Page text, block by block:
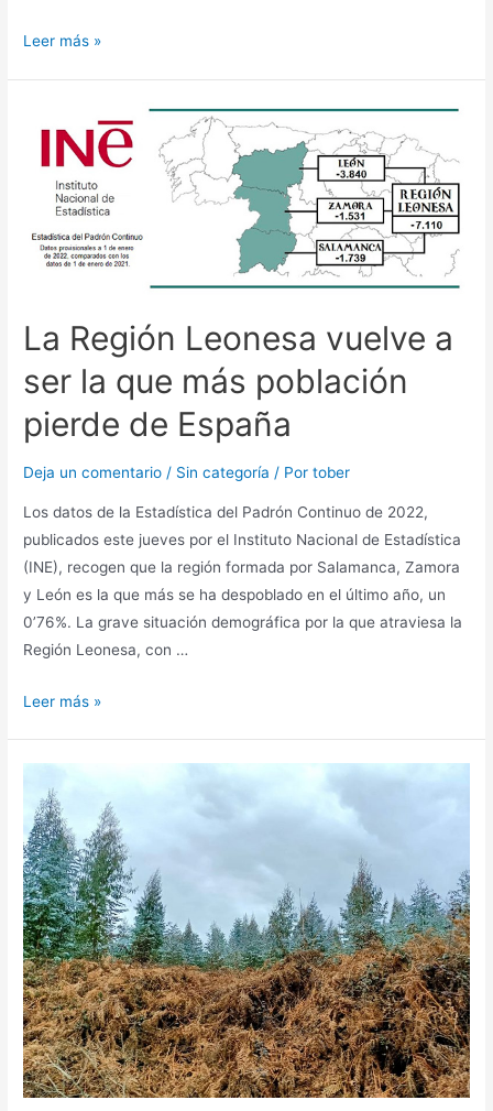
Leer más »
La Región Leonesa vuelve a
ser la que más población
pierde de España
Deja un comentario / Sin categoría / Portober
Los datos de la Estadística del Padrón Continuo de 2022,
publicados este jueves por el Instituto Nacional de Estadística
(INE), recogen que la región formada por Salamanca, Zamora
y León es la que más se ha despoblado en el último año, un
0’76%. La grave situación demográfica por la que atraviesa la
Región Leonesa, con …
Leer más »